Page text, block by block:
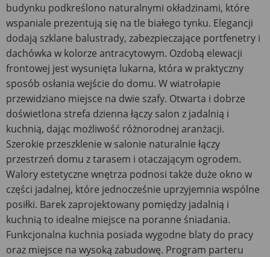
budynku podkreślono naturalnymi okładzinami, które
wspaniale prezentują się na tle białego tynku. Elegancji
dodają szklane balustrady, zabezpieczające portfenetry i
dachówka w kolorze antracytowym. Ozdobą elewacji
frontowej jest wysunięta lukarna, która w praktyczny
sposób osłania wejście do domu. W wiatrołapie
przewidziano miejsce na dwie szafy. Otwarta i dobrze
doświetlona strefa dzienna łączy salon z jadalnią i
kuchnią, dając możliwość różnorodnej aranżacji.
Szerokie przeszklenie w salonie naturalnie łączy
przestrzeń domu z tarasem i otaczającym ogrodem.
Walory estetyczne wnętrza podnosi także duże okno w
części jadalnej, które jednocześnie uprzyjemnia wspólne
posiłki. Barek zaprojektowany pomiędzy jadalnią i
kuchnią to idealne miejsce na poranne śniadania.
Funkcjonalna kuchnia posiada wygodne blaty do pracy
oraz miejsce na wysoką zabudowę. Program parteru